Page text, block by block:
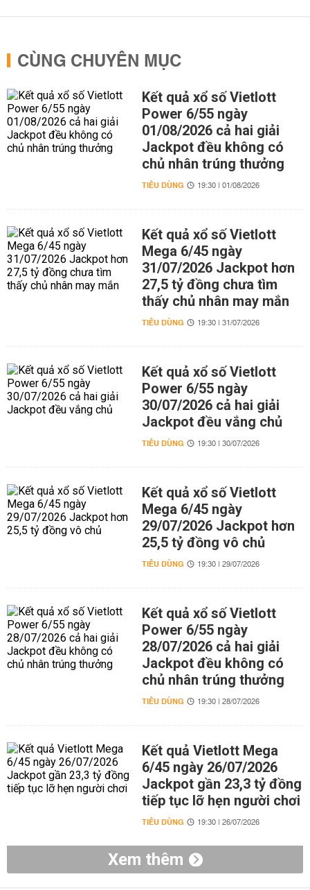
CÙNG CHUYÊN MỤC
Kết quả xổ số Vietlott
Power 6/55 ngày
01/08/2026 cả hai giải
Jackpot đều không có
chủ nhân trúng thưởng
TIÊU DÙNG 19:30 | 01/08/2026
Kết quả xổ số Vietlott
Mega 6/45 ngày
31/07/2026 Jackpot hơn
27,5 tỷ đồng chưa tìm
thấy chủ nhân may mắn
TIÊU DÙNG 19:30 | 31/07/2026
Kết quả xổ số Vietlott
Power 6/55 ngày
30/07/2026 cả hai giải
Jackpot đều vắng chủ
TIÊU DÙNG 19:30 | 30/07/2026
Kết quả xổ số Vietlott
Mega 6/45 ngày
29/07/2026 Jackpot hơn
25,5 tỷ đồng vô chủ
TIÊU DÙNG 19:30 | 29/07/2026
Kết quả xổ số Vietlott
Power 6/55 ngày
28/07/2026 cả hai giải
Jackpot đều không có
chủ nhân trúng thưởng
TIÊU DÙNG 19:30 | 28/07/2026
Kết quả Vietlott Mega
6/45 ngày 26/07/2026
Jackpot gần 23,3 tỷ đồng
tiếp tục lỡ hẹn người chơi
TIÊU DÙNG 19:30 | 26/07/2026
Xem thêm